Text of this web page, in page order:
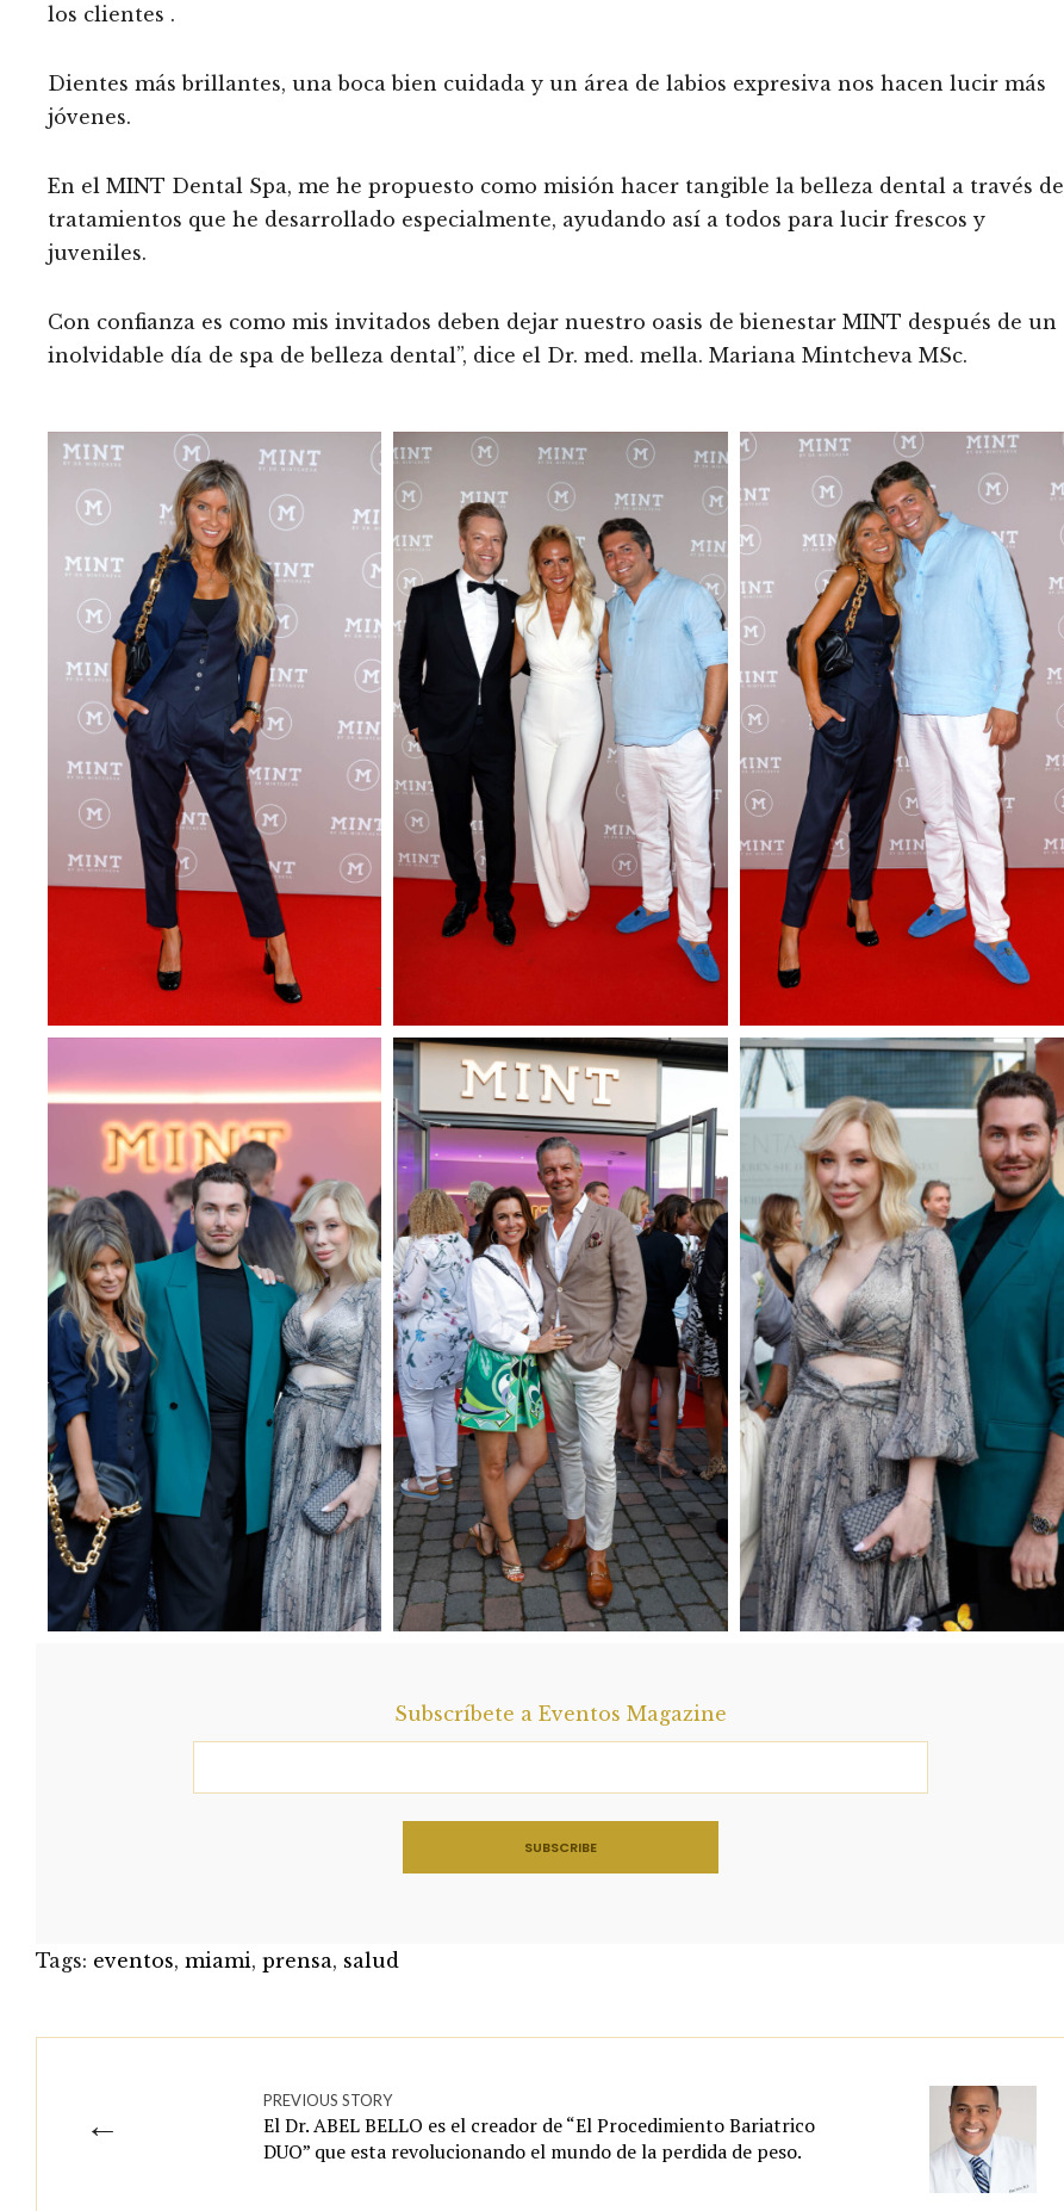
los clientes .
Dientes más brillantes, una boca bien cuidada y un área de labios expresiva nos hacen lucir más
jóvenes.
En el MINT Dental Spa, me he propuesto como misión hacer tangible la belleza dental a través de
tratamientos que he desarrollado especialmente, ayudando así a todos para lucir frescos y
juveniles.
Con confianza es como mis invitados deben dejar nuestro oasis de bienestar MINT después de un
inolvidable día de spa de belleza dental”, dice el Dr. med. mella. Mariana Mintcheva MSc.
Subscríbete a Eventos Magazine
Tags: eventos, miami, prensa, salud
←
PREVIOUS STORY
El Dr. ABEL BELLO es el creador de “El Procedimiento Bariatrico
DUO” que esta revolucionando el mundo de la perdida de peso.